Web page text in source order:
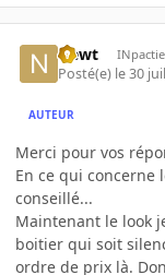
Newt
Posté(e) le 30
AUTEUR
Merci pour vos
En ce qui concerne
conseillé...
Maintenant le look
boitier qui soit
ordre de prix là.